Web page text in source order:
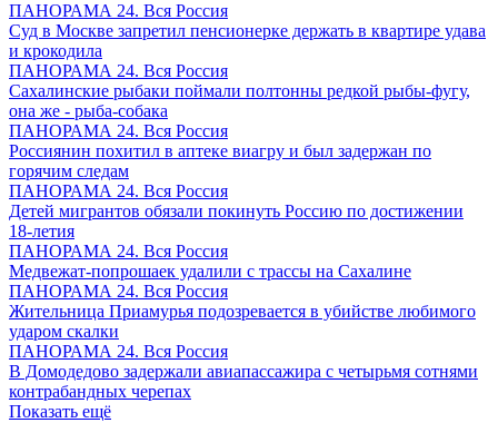
ПАНОРАМА 24. Вся Россия
Суд в Москве запретил пенсионерке держать в квартире удава
и крокодила
ПАНОРАМА 24. Вся Россия
Сахалинские рыбаки поймали полтонны редкой рыбы-фугу,
она же - рыба-собака
ПАНОРАМА 24. Вся Россия
Россиянин похитил в аптеке виагру и был задержан по
горячим следам
ПАНОРАМА 24. Вся Россия
Детей мигрантов обязали покинуть Россию по достижении
18-летия
ПАНОРАМА 24. Вся Россия
Медвежат-попрошаек удалили с трассы на Сахалине
ПАНОРАМА 24. Вся Россия
Жительница Приамурья подозревается в убийстве любимого
ударом скалки
ПАНОРАМА 24. Вся Россия
В Домодедово задержали авиапассажира с четырьмя сотнями
контрабандных черепах
Показать ещё